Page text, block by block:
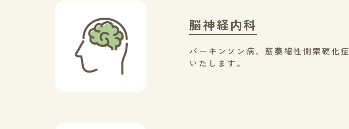
脳神経内科
パーキンソン病、筋萎縮性側索硬化
いたします。